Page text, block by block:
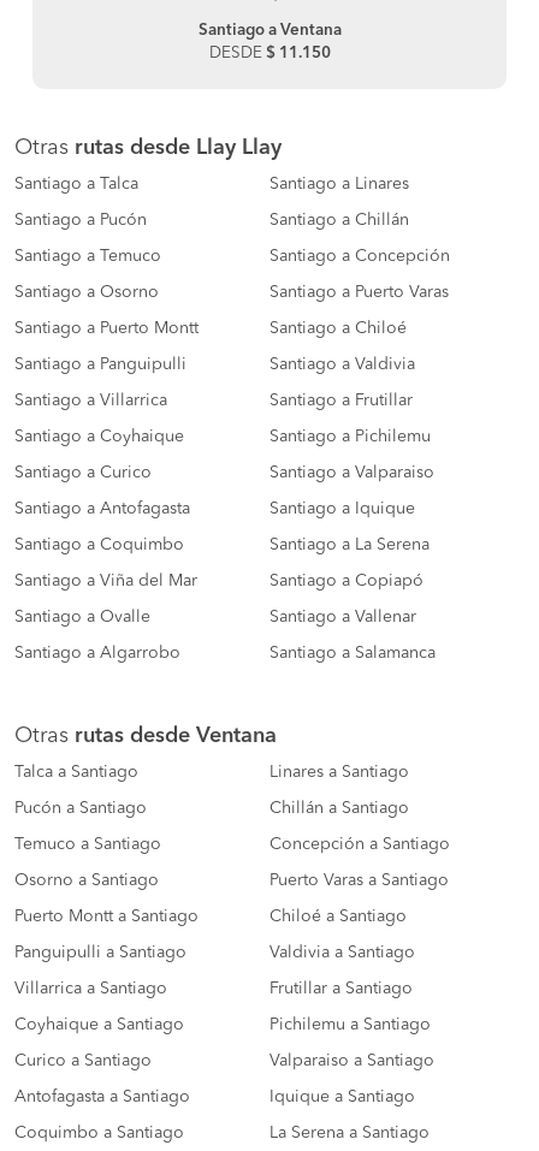
Santiago a Ventana
DESDE $ 11.150
Otras rutas desde Llay Llay
Santiago a Talca Santiago a Linares
Santiago a Pucón Santiago a Chillán
Santiago a Temuco Santiago a Concepción
Santiago a Osorno Santiago a Puerto Varas
Santiago a Puerto Montt Santiago a Chiloé
Santiago a Panguipulli Santiago a Valdivia
Santiago a Villarrica Santiago a Frutillar
Santiago a Coyhaique Santiago a Pichilemu
Santiago a Curico Santiago a Valparaiso
Santiago a Antofagasta Santiago a Iquique
Santiago a Coquimbo Santiago a La Serena
Santiago a Viña del Mar Santiago a Copiapó
Santiago a Ovalle Santiago a Vallenar
Santiago a Algarrobo Santiago a Salamanca
Otras rutas desde Ventana
Talca a Santiago Linares a Santiago
Pucón a Santiago Chillán a Santiago
Temuco a Santiago Concepción a Santiago
Osorno a Santiago Puerto Varas a Santiago
Puerto Montt a Santiago Chiloé a Santiago
Panguipulli a Santiago Valdivia a Santiago
Villarrica a Santiago Frutillar a Santiago
Coyhaique a Santiago Pichilemu a Santiago
Curico a Santiago Valparaiso a Santiago
Antofagasta a Santiago Iquique a Santiago
Coquimbo a Santiago La Serena a Santiago